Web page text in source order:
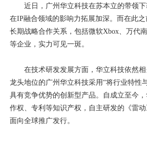
近日，广州华立科技在苏本立的带领
在IP融合领域的影响力拓展加深。而在此
长期战略合作关系，包括微软Xbox、万代
等企业，实力可见一斑。
在技术研发发展方面，华立科技依然
龙头地位的广州华立科技采用“将行业特性
具有竞争优势的创新型产品。自成立至今
作权、专利等知识产权，自主研发的《雷
面向全球推广发行。